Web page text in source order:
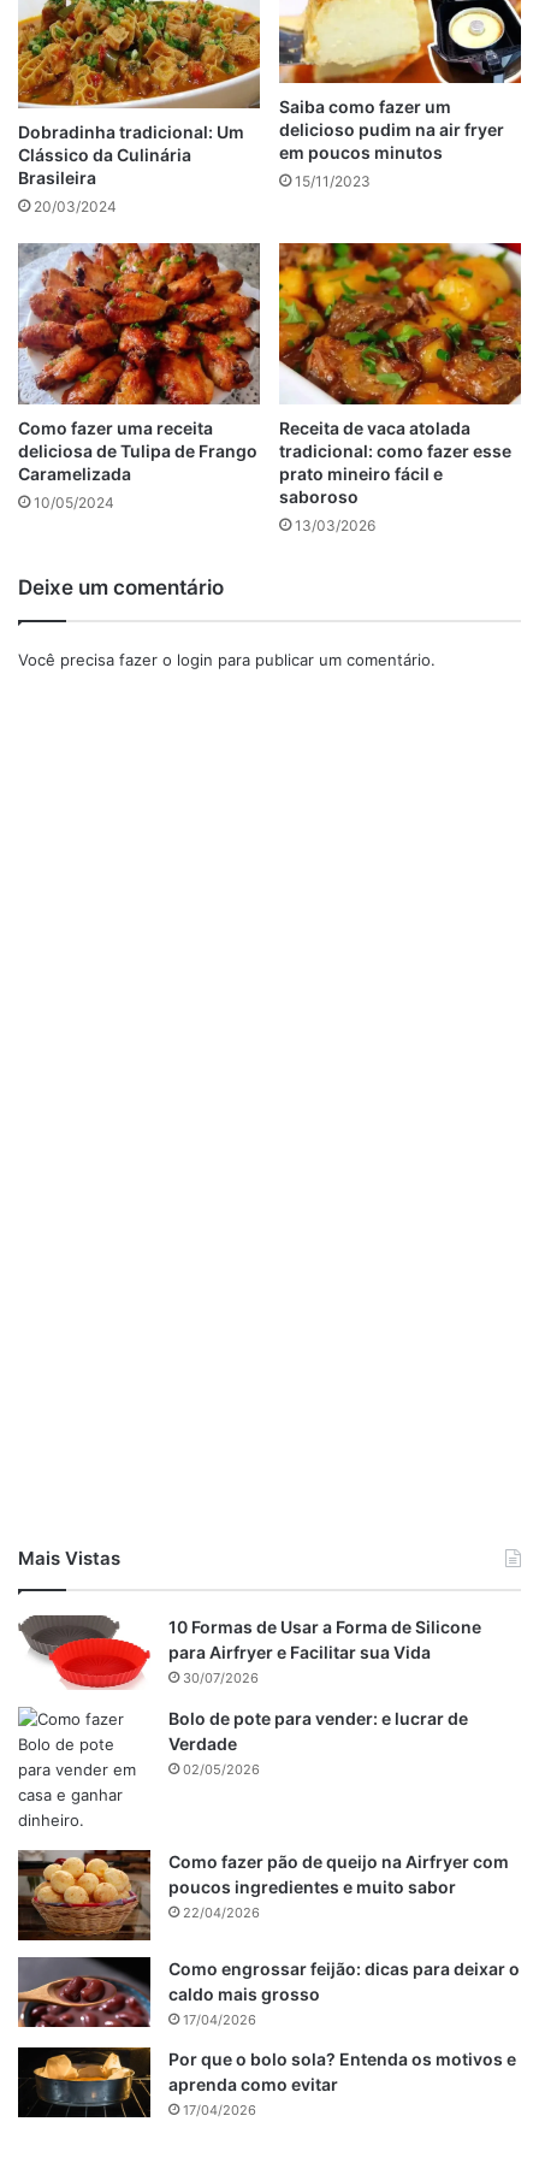
2 xícaras de farinha de trigo
1 pitada de sal
1 colher de sopa de fermento químico
anúncio
Como preparar o bolo de cenoura simples
Massa
Transfira a massa para uma forma untada e enfarinhada.
Leve para assar em forno preaquecido a 180 graus Celsius
por 40
Ingredientes da cobertura do Bolo de cenoura simples
Dobradinha tradicional: Um
Clássico da Culinária
Brasileira
20/03/2024
Saiba como fazer um
delicioso pudim na air fryer
em poucos minutos
15/11/2023
Como fazer uma receita
deliciosa de Tulipa de Frango
Caramelizada
10/05/2024
Receita de vaca atolada
tradicional: como fazer esse
prato mineiro fácil e
saboroso
13/03/2026
Deixe um comentário
Você precisa fazer o login para publicar um comentário.
Mais Vistas
10 Formas de Usar a Forma de Silicone
para Airfryer e Facilitar sua Vida
30/07/2026
Bolo de pote para vender: e lucrar de
Verdade
02/05/2026
Como fazer pão de queijo na Airfryer com
poucos ingredientes e muito sabor
22/04/2026
Como engrossar feijão: dicas para deixar o
caldo mais grosso
17/04/2026
Por que o bolo sola? Entenda os motivos e
aprenda como evitar
17/04/2026